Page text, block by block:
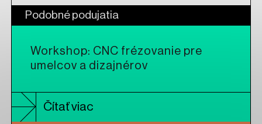
Podobné podujatia
Workshop: CNC frézovanie pre
umelcov a dizajnérov
Čítať viac